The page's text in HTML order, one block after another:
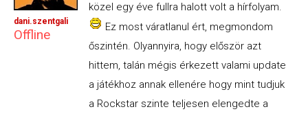
dani.szentgali
Offline
közel egy éve fullra halott volt a hírfolyam.
Ez most váratlanul ért, megmondom
őszintén. Olyannyira, hogy először azt
hittem, talán mégis érkezett valami update
a játékhoz annak ellenére hogy mint tudjuk
a Rockstar szinte teljesen elengedte a